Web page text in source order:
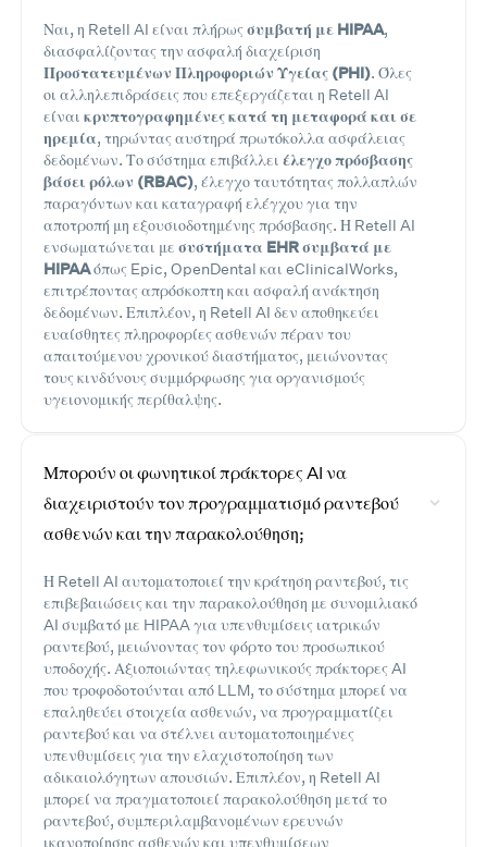
Ναι, η Retell AI είναι πλήρωςσυμβατή με HIPAA,
διασφαλίζοντας την ασφαλή διαχείριση
Προστατευμένων Πληροφοριών Υγείας (PHI). Όλες
οι αλληλεπιδράσεις που επεξεργάζεται η Retell AI
είναι κρυπτογραφημένες κατά τη μεταφορά και σε
ηρεμία, τηρώντας αυστηρά πρωτόκολλα ασφάλειας
δεδομένων. Το σύστημα επιβάλλει έλεγχο πρόσβασης
βάσει ρόλων (RBAC), έλεγχο ταυτότητας πολλαπλών
παραγόντων και καταγραφή ελέγχου για την
αποτροπή μη εξουσιοδοτημένης πρόσβασης. Η Retell AI
ενσωματώνεται με συστήματα EHR συμβατά με
HIPAAόπως Epic, OpenDental και eClinicalWorks,
επιτρέποντας απρόσκοπτη και ασφαλή ανάκτηση
δεδομένων. Επιπλέον, η Retell AI δεν αποθηκεύει
ευαίσθητες πληροφορίες ασθενών πέραν του
απαιτούμενου χρονικού διαστήματος, μειώνοντας
τους κινδύνους συμμόρφωσης για οργανισμούς
υγειονομικής περίθαλψης.
Μπορούν οι φωνητικοί πράκτορες AI να
διαχειριστούν τον προγραμματισμό ραντεβού
ασθενών και την παρακολούθηση;
Η Retell AI αυτοματοποιεί την κράτηση ραντεβού, τις
επιβεβαιώσεις και την παρακολούθηση με συνομιλιακό
AI συμβατό με HIPAA για υπενθυμίσεις ιατρικών
ραντεβού, μειώνοντας τον φόρτο του προσωπικού
υποδοχής. Αξιοποιώντας τηλεφωνικούς πράκτορες AI
που τροφοδοτούνται από LLM, το σύστημα μπορεί να
επαληθεύει στοιχεία ασθενών, να προγραμματίζει
ραντεβού και να στέλνει αυτοματοποιημένες
υπενθυμίσεις για την ελαχιστοποίηση των
αδικαιολόγητων απουσιών. Επιπλέον, η Retell AI
μπορεί να πραγματοποιεί παρακολούθηση μετά το
ραντεβού, συμπεριλαμβανομένων ερευνών
ικανοποίησης ασθενών και υπενθυμίσεων